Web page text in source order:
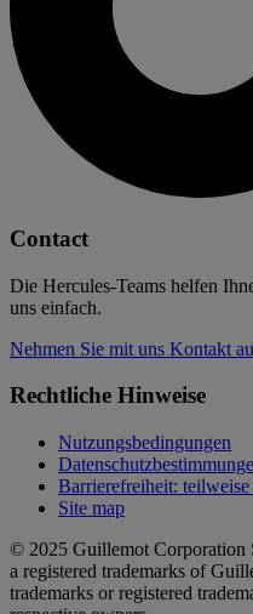
Contact
Die Hercules-Teams helfen
uns einfach.
Nehmen Sie mit uns Kontakt
Rechtliche Hinweise
Nutzungsbedingungen
Barrierefreiheit:
Site map
© 2025 Guillemot Corporation
a registered trademarks of
trademarks or registered